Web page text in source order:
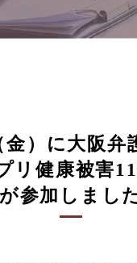
金）に大阪弁
リ健康被害
が参加しまし